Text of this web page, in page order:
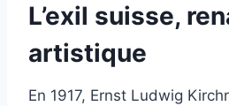
L’exil suisse,
artistique
En 1917, Ernst Ludwig